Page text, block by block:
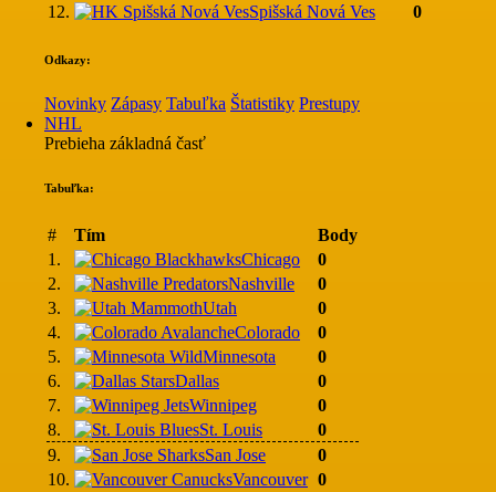
12.
Spišská Nová Ves 0
Odkazy:
Novinky Zápasy Tabuľka Štatistiky Prestupy
NHL
Prebieha základná časť
Tabuľka:
# Tím
Body
1.
Chicago
0
2.
Nashville
0
3.
Utah
0
4.
Colorado
0
5.
Minnesota
0
6.
Dallas
0
7.
Winnipeg
0
8.
St. Louis
0
9.
San Jose
0
10.
Vancouver 0